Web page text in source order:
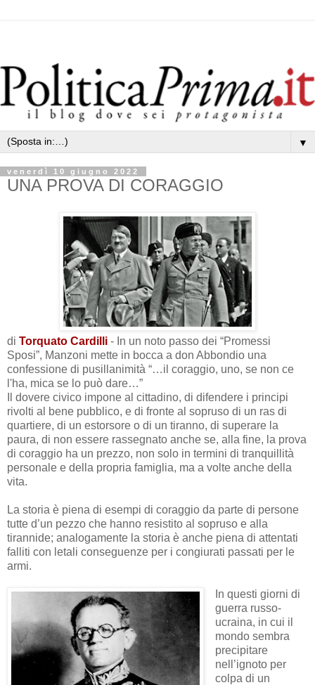
▼
venerdì 10 giugno 2022
UNA PROVA DI CORAGGIO
di Torquato Cardilli - In un noto passo dei “Promessi
Sposi”, Manzoni mette in bocca a don Abbondio una
confessione di pusillanimità “…il coraggio, uno, se non ce
l'ha, mica se lo può dare…”
Il dovere civico impone al cittadino, di difendere i principi
rivolti al bene pubblico, e di fronte al sopruso di un ras di
quartiere, di un estorsore o di un tiranno, di superare la
paura, di non essere rassegnato anche se, alla fine, la prova
di coraggio ha un prezzo, non solo in termini di tranquillità
personale e della propria famiglia, ma a volte anche della
vita.
La storia è piena di esempi di coraggio da parte di persone
tutte d’un pezzo che hanno resistito al sopruso e alla
tirannide; analogamente la storia è anche piena di attentati
falliti con letali conseguenze per i congiurati passati per le
armi.
In questi giorni di
guerra russo-
ucraina, in cui il
mondo sembra
precipitare
nell’ignoto per
colpa di un